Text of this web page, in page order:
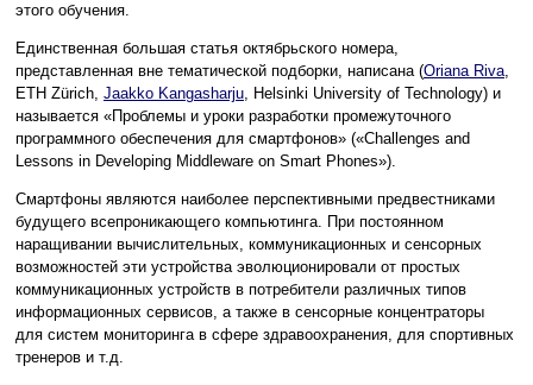
этого обучения.
Единственная большая статья октябрьского номера,
представленная вне тематической подборки, написана (Oriana Riva,
ETH Zürich, Jaakko Kangasharju, Helsinki University of Technology) и
называется «Проблемы и уроки разработки промежуточного
программного обеспечения для смартфонов» («Challenges and
Lessons in Developing Middleware on Smart Phones»).
Смартфоны являются наиболее перспективными предвестниками
будущего всепроникающего компьютинга. При постоянном
наращивании вычислительных, коммуникационных и сенсорных
возможностей эти устройства эволюционировали от простых
коммуникационных устройств в потребители различных типов
информационных сервисов, а также в сенсорные концентраторы
для систем мониторинга в сфере здравоохранения, для спортивных
тренеров и т.д.